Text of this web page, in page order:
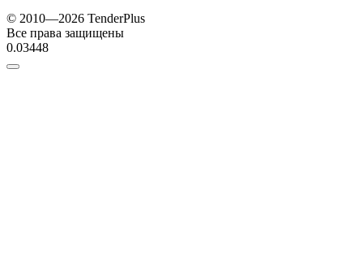
© 2010—2026 TenderPlus
Все права защищены
0.03448